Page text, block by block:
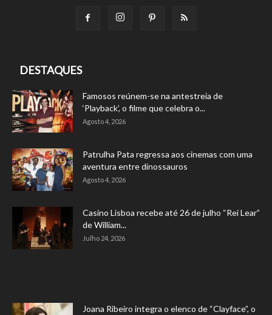
DESTAQUES
Famosos reúnem-se na antestreia de
‘Playback’, o filme que celebra o...
Agosto 4, 2026
Patrulha Pata regressa aos cinemas com uma
aventura entre dinossauros
Agosto 4, 2026
Casino Lisboa recebe até 26 de julho “Rei Lear”
de William...
Julho 24, 2026
Joana Ribeiro integra o elenco de “Clayface”, o